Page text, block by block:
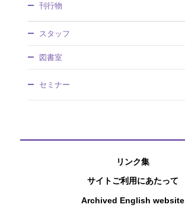
沿革・歴史館
採用情報
調達情報
情報公開
社人研パンフレット
アクセスマップ
将来推計人口・世帯数
社会保障費用統計
社会保障・人口問題基本調査
刊行物
調査研究報告資料
人口問題研究資料
所内研究報告
過去の刊行物
スタッフ
図書室
セミナー
リンク集
サイトご利用にあたって
Archived English website